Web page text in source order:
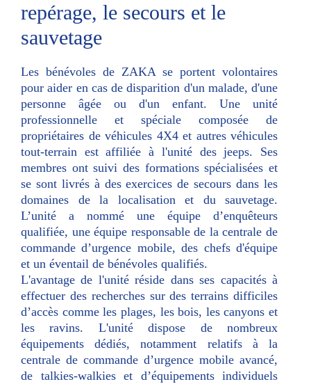
repérage, le secours et le
sauvetage
Les bénévoles de ZAKA se portent volontaires
pour aider en cas de disparition d'un malade, d'une
personne âgée ou d'un enfant. Une unité
professionnelle et spéciale composée de
propriétaires de véhicules 4X4 et autres véhicules
tout-terrain est affiliée à l'unité des jeeps. Ses
membres ont suivi des formations spécialisées et
se sont livrés à des exercices de secours dans les
domaines de la localisation et du sauvetage.
L’unité a nommé une équipe d’enquêteurs
qualifiée, une équipe responsable de la centrale de
commande d’urgence mobile, des chefs d'équipe
et un éventail de bénévoles qualifiés.
L'avantage de l'unité réside dans ses capacités à
effectuer des recherches sur des terrains difficiles
d’accès comme les plages, les bois, les canyons et
les ravins. L'unité dispose de nombreux
équipements dédiés, notamment relatifs à la
centrale de commande d’urgence mobile avancé,
de talkies-walkies et d’équipements individuels